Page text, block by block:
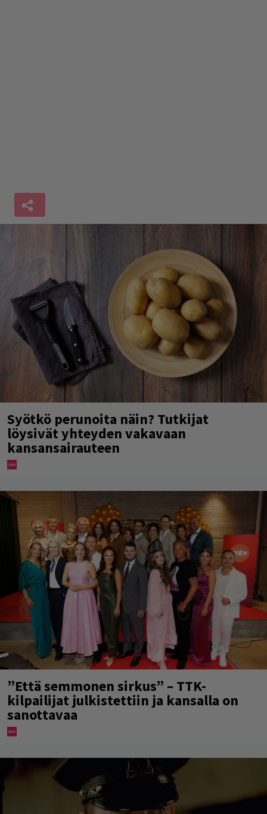
Syötkö perunoita näin? Tutkijat
löysivät yhteyden vakavaan
kansansairauteen
”Että semmonen sirkus” – TTK-
kilpailijat julkistettiin ja kansalla on
sanottavaa